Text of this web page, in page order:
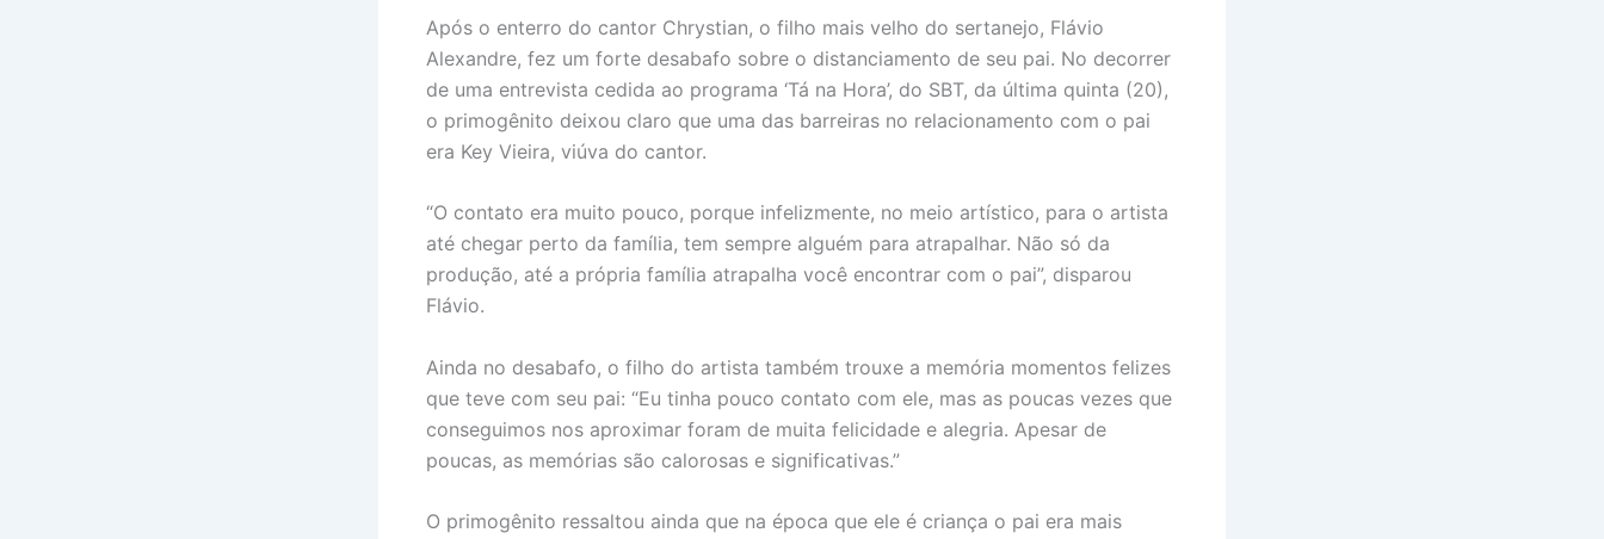
Após o enterro do cantor Chrystian, o filho mais velho do sertanejo, Flávio
Alexandre, fez um forte desabafo sobre o distanciamento de seu pai. No decorrer
de uma entrevista cedida ao programa ‘Tá na Hora’, do SBT, da última quinta (20),
o primogênito deixou claro que uma das barreiras no relacionamento com o pai
era Key Vieira, viúva do cantor.
“O contato era muito pouco, porque infelizmente, no meio artístico, para o artista
até chegar perto da família, tem sempre alguém para atrapalhar. Não só da
produção, até a própria família atrapalha você encontrar com o pai”, disparou
Flávio.
Ainda no desabafo, o filho do artista também trouxe a memória momentos felizes
que teve com seu pai: “Eu tinha pouco contato com ele, mas as poucas vezes que
conseguimos nos aproximar foram de muita felicidade e alegria. Apesar de
poucas, as memórias são calorosas e significativas.”
O primogênito ressaltou ainda que na época que ele é criança o pai era mais